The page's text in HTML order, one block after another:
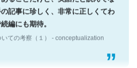
記事に珍しく、非常に正しくてわ
編にも期待。